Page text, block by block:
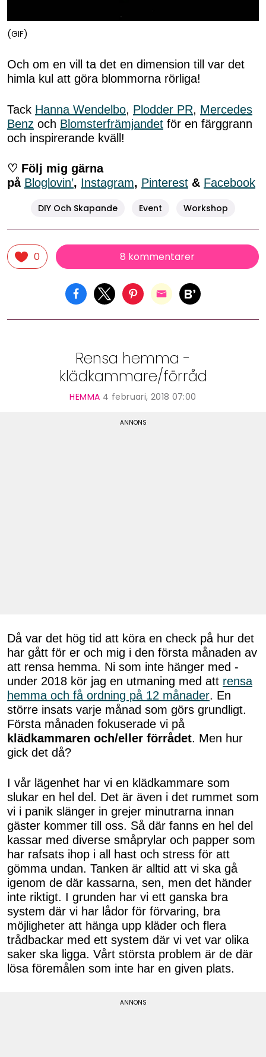
(GIF)
Och om en vill ta det en dimension till var det
himla kul att göra blommorna rörliga!
Tack Hanna Wendelbo, Plodder PR, Mercedes
Benz och Blomsterfrämjandet för en färggrann
och inspirerande kväll!
♡ Följ mig gärna
på Bloglovin’, Instagram, Pinterest & Facebook
DIY Och Skapande Event Workshop
0 8 kommentarer
Rensa hemma -
klädkammare/förråd
HEMMA 4 februari, 2018 07:00
Då var det hög tid att köra en check på hur det
har gått för er och mig i den första månaden av
att rensa hemma. Ni som inte hänger med -
under 2018 kör jag en utmaning med att rensa
hemma och få ordning på 12 månader. En
större insats varje månad som görs grundligt.
Första månaden fokuserade vi på
klädkammaren och/eller förrådet. Men hur
gick det då?
I vår lägenhet har vi en klädkammare som
slukar en hel del. Det är även i det rummet som
vi i panik slänger in grejer minutrarna innan
gäster kommer till oss. Så där fanns en hel del
kassar med diverse småprylar och papper som
har rafsats ihop i all hast och stress för att
gömma undan. Tanken är alltid att vi ska gå
igenom de där kassarna, sen, men det händer
inte riktigt. I grunden har vi ett ganska bra
system där vi har lådor för förvaring, bra
möjligheter att hänga upp kläder och flera
trådbackar med ett system där vi vet var olika
saker ska ligga. Vårt största problem är de där
lösa föremålen som inte har en given plats.